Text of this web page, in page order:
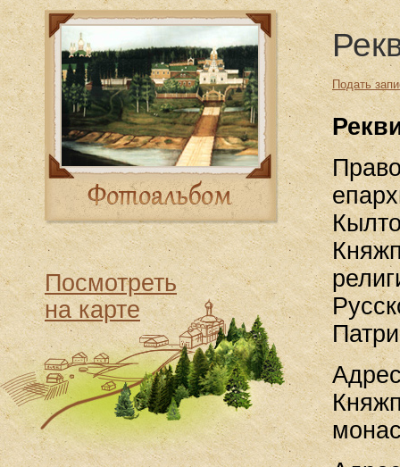
Посмотреть
на карте
Подать